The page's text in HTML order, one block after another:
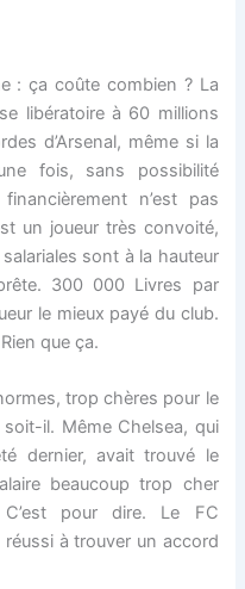
: ça coûte combien ? La
libératoire à 60 millions
d’Arsenal, même si la
fois, sans possibilité
n’est pas
un joueur très convoité,
sont à la hauteur
300 000 Livres par
le mieux payé du club.
que ça.
trop chères pour le
soit-il. Même Chelsea, qui
dernier, avait trouvé le
beaucoup trop cher
C’est pour dire. Le FC
réussi à trouver un accord